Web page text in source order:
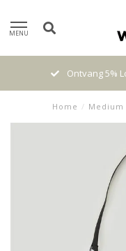
MENU
5% Loyalty bonus
Home /